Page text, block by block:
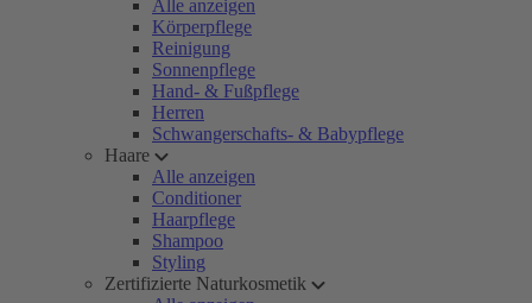
Alle anzeigen
Körperpflege
Reinigung
Sonnenpflege
Hand- & Fußpflege
Herren
Schwangerschafts- & Babypflege
Haare
Alle anzeigen
Conditioner
Haarpflege
Shampoo
Styling
Zertifizierte Naturkosmetik